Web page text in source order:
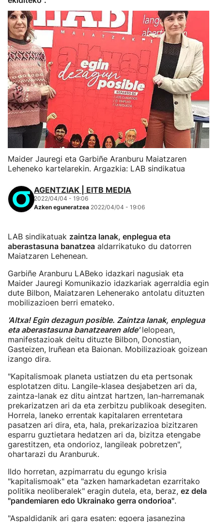
Maider Jauregi eta Garbiñe Aranburu Maiatzaren
Leheneko kartelarekin. Argazkia: LAB sindikatua
AGENTZIAK | EITB MEDIA
2022/04/04 - 19:06
Azken eguneratzea 2022/04/04 - 19:06
LAB sindikatuak zaintza lanak, enplegua eta
aberastasuna banatzea aldarrikatuko du datorren
Maiatzaren Lehenean.
Garbiñe Aranburu LABeko idazkari nagusiak eta
Maider Jauregi Komunikazio idazkariak agerraldia egin
dute Bilbon, Maiatzaren Lehenerako antolatu dituzten
mobilizazioen berri emateko.
'Altxa! Egin dezagun posible. Zaintza lanak, enplegua
eta aberastasuna banatzearen alde'lelopean,
manifestazioak deitu dituzte Bilbon, Donostian,
Gasteizen, Iruñean eta Baionan. Mobilizazioak goizean
izango dira.
"Kapitalismoak planeta ustiatzen du eta pertsonak
esplotatzen ditu. Langile-klasea desjabetzen ari da,
zaintza-lanak ez ditu aintzat hartzen, lan-harremanak
prekarizatzen ari da eta zerbitzu publikoak desegiten.
Horrela, laneko errentak kapitalaren errentetara
pasatzen ari dira, eta, hala, prekarizazioa bizitzaren
esparru guztietara hedatzen ari da, bizitza etengabe
garestitzen, eta ondorioz, langileak pobretzen",
ohartarazi du Aranburuk.
Ildo horretan, azpimarratu du egungo krisia
"kapitalismoak" eta "azken hamarkadetan ezarritako
politika neoliberalek" eragin dutela, eta, beraz, ez dela
"pandemiaren edo Ukrainako gerra ondorioa".
"Aspaldidanik ari gara esaten: egoera jasanezina